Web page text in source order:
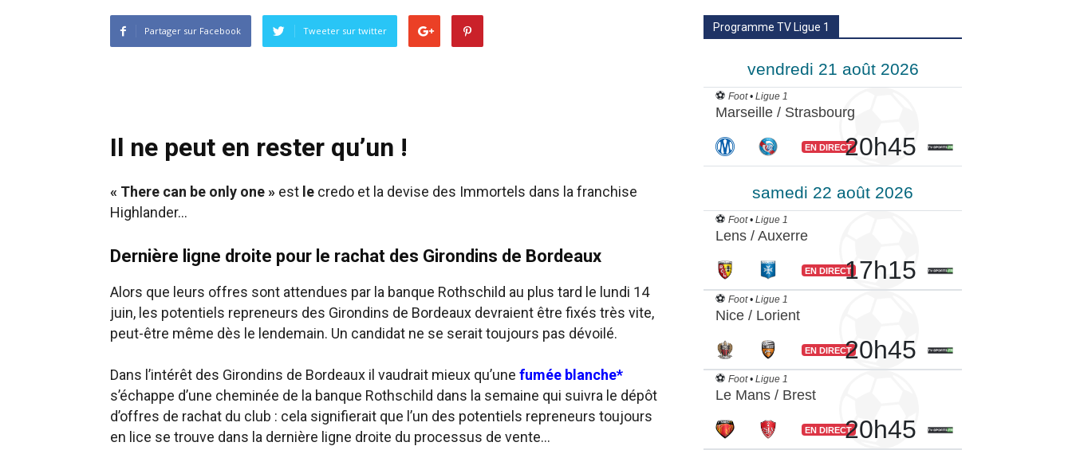
Partager sur Facebook Tweeter sur twitter
Il ne peut en rester qu’un !
« There can be only one » est le credo et la devise des Immortels dans la franchise
Highlander…
Dernière ligne droite pour le rachat des Girondins de Bordeaux
Alors que leurs offres sont attendues par la banque Rothschild au plus tard le lundi 14
juin, les potentiels repreneurs des Girondins de Bordeaux devraient être fixés très vite,
peut-être même dès le lendemain. Un candidat ne se serait toujours pas dévoilé.
Dans l’intérêt des Girondins de Bordeaux il vaudrait mieux qu’une fumée blanche*
s’échappe d’une cheminée de la banque Rothschild dans la semaine qui suivra le dépôt
d’offres de rachat du club : cela signifierait que l’un des potentiels repreneurs toujours
en lice se trouve dans la dernière ligne droite du processus de vente…
Programme TV Ligue 1